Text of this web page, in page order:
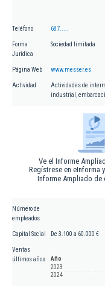
Teléfono 687.....
Forma
Jurídica
Sociedad limitada
Página Web www.messer.es
Actividad
Actividades de
industrial,
Ve el Informe
Regístrese en eInforma
Informe Ampliado de
Número de
empleados
Capital Social De 3.100 a 60.000 €
Ventas
últimos años
Año
2023
2024